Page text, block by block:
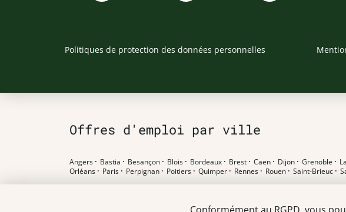
Politiques de protection des données personnelles
Offres d'emploi par ville
Angers · Bastia · Besançon · Blois · Bordeaux · Brest · Caen · Dijon · Grenoble ·
Orléans · Paris · Perpignan · Poitiers · Quimper · Rennes · Rouen · Saint-Brieuc ·
Offres d'emploi par poste